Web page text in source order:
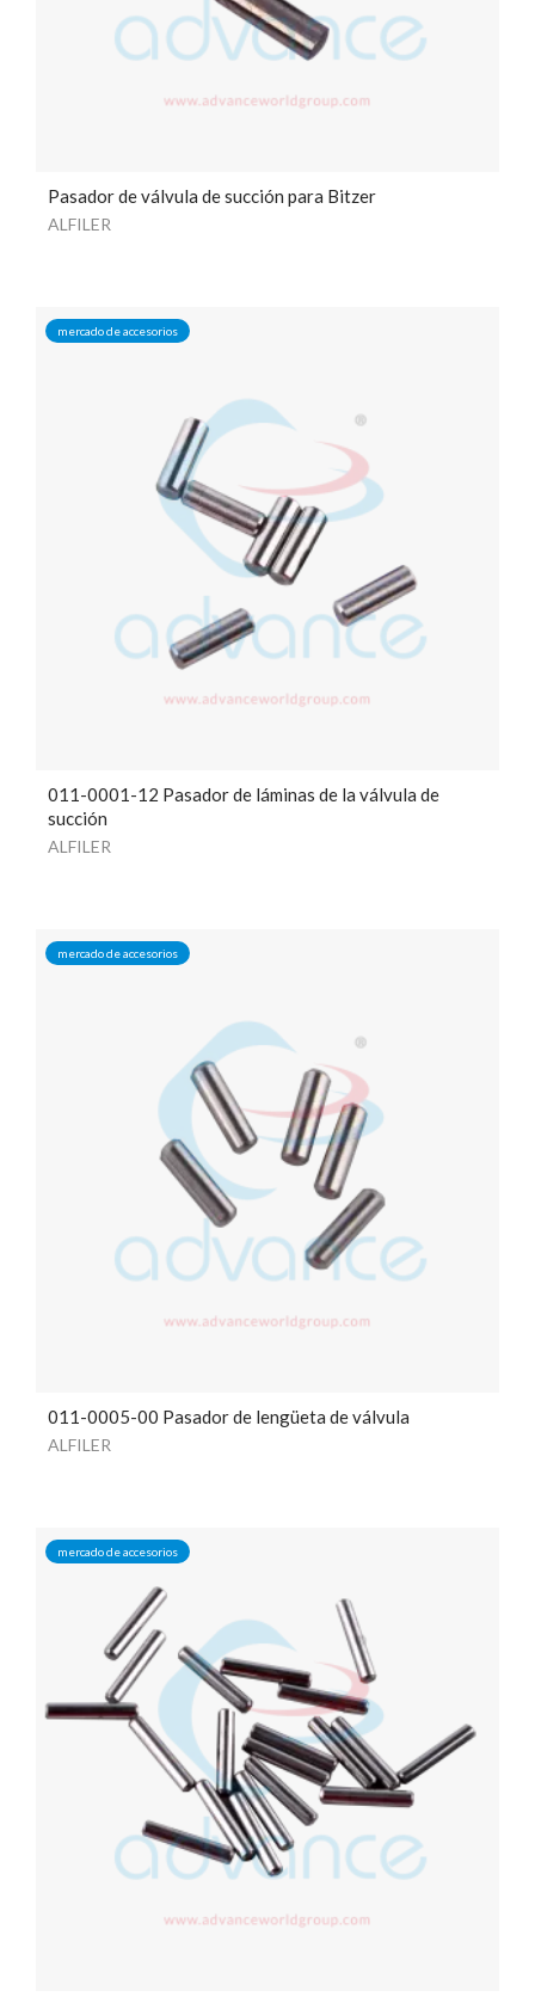
Pasador de válvula de succión para Bitzer
ALFILER
mercado de accesorios
011-0001-12 Pasador de láminas de la válvula de
succión
ALFILER
mercado de accesorios
011-0005-00 Pasador de lengüeta de válvula
ALFILER
mercado de accesorios